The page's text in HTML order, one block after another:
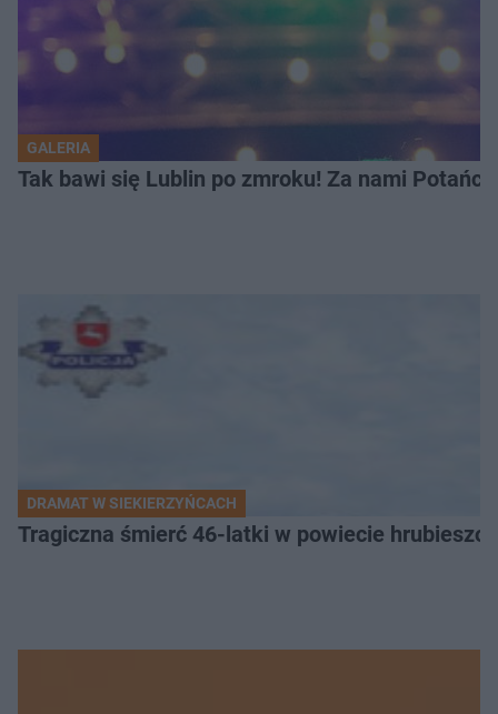
GALERIA
Tak bawi się Lublin po zmroku! Za nami
DRAMAT W SIEKIERZYŃCACH
Tragiczna śmierć 46-latki w powiecie